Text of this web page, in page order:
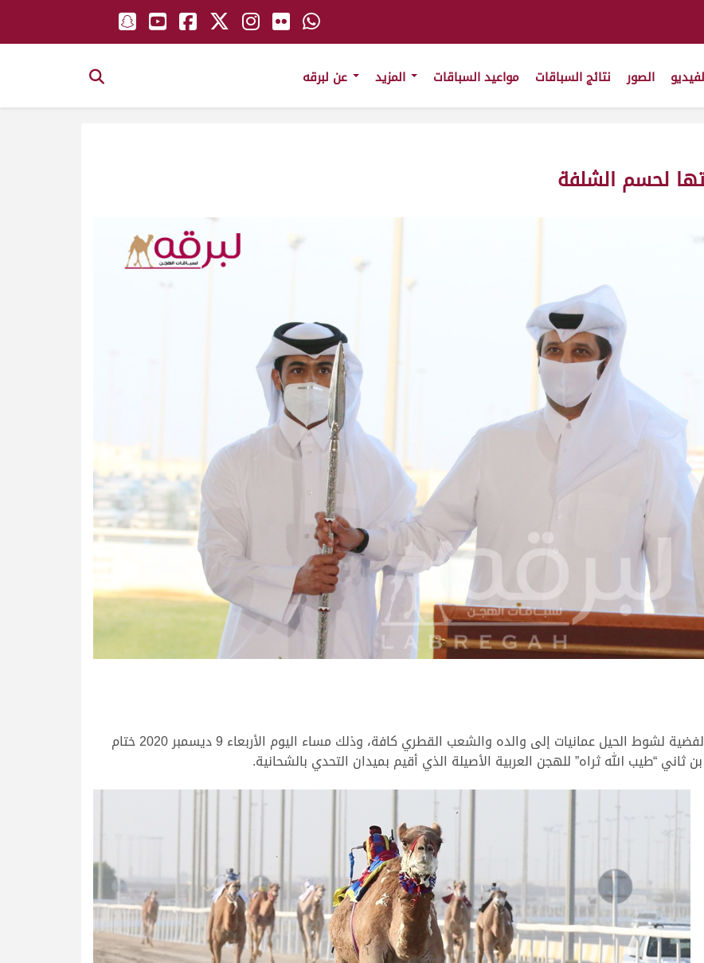
الصور نتائج السباقات مواعيد السباقات
لحسم الشلفة
أهدى سالم بن عنزان النعيمي فوز “مرور” بالشلفة الفضية لشوط الحيل عمانيات إلى والده والشعب القطري كافة، وذلك مساء اليوم الأربعاء 9 ديسمبر 2020 ختام
“طيب الله ثراه” للهجن العربية الأصيلة الذي أقيم بميدان التحدي بالشحانية.